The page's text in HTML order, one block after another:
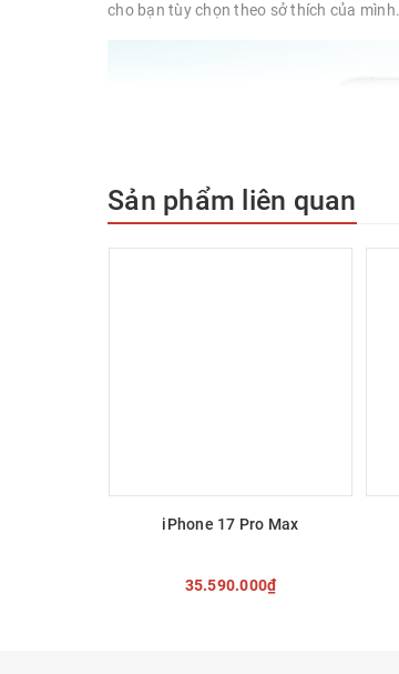
cho bạn tùy chọn theo sở thích của mình.
Sản phẩm liên quan
iPhone 17 Pro Max
35.590.000₫